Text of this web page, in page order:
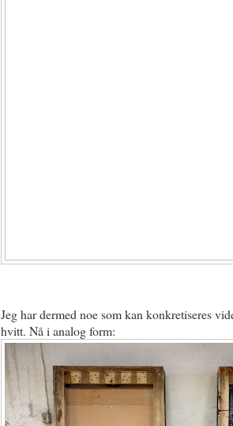
Jeg har dermed noe som kan konkretiseres
hvitt. Nå i analog form: